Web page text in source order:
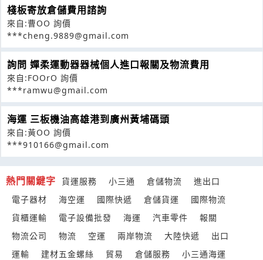
棧板寄放倉儲費用諮詢
來自:曹OO 詢價
***cheng.9889@gmail.com
詢問 嬋柔運動器器械個人進口報關及物流費用
來自:FOOrO 詢價
***ramwu@gmail.com
海運 三板機油高雄港到廣州黃埔碼頭
來自:黃OO 詢價
***910166@gmail.com
熱門關鍵字 貨運服務 小三通 倉儲物流
進出口
電子器材
海空運 國際快遞 倉儲貨運
國際物流
貨櫃運輸
電子設備批發 海運 汽車零件
報關
物流公司
物流 空運 兩岸物流 大陸快遞
出口
運輸
建材五金螺絲 貿易 倉儲服務
小三通海運